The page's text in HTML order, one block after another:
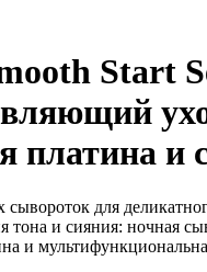
Start
платина и
сывороток для
тона и сияния: ночная
и